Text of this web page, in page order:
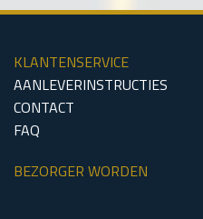
KLANTENSERVICE
AANLEVERINSTRUCTIES
CONTACT
FAQ
BEZORGER WORDEN